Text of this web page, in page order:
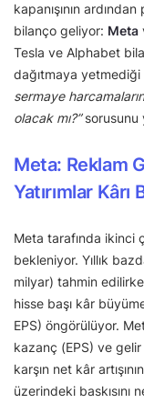
kapanışının
bilanço geliyor: Meta
Tesla ve Alphabet
dağıtmaya yetmediği
sermaye
olacak mı?”sorusunu
Meta: Reklam
Yatırımlar Kârı
Meta tarafında ikinci
bekleniyor. Yıllık
milyar) tahmin
hisse başı kâr
EPS) öngörülüyor.
kazanç (EPS) ve gelir
karşın net kâr
üzerindeki baskısını